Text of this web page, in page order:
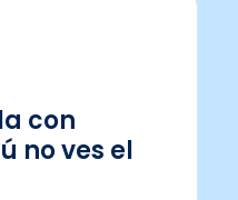
con
no ves el